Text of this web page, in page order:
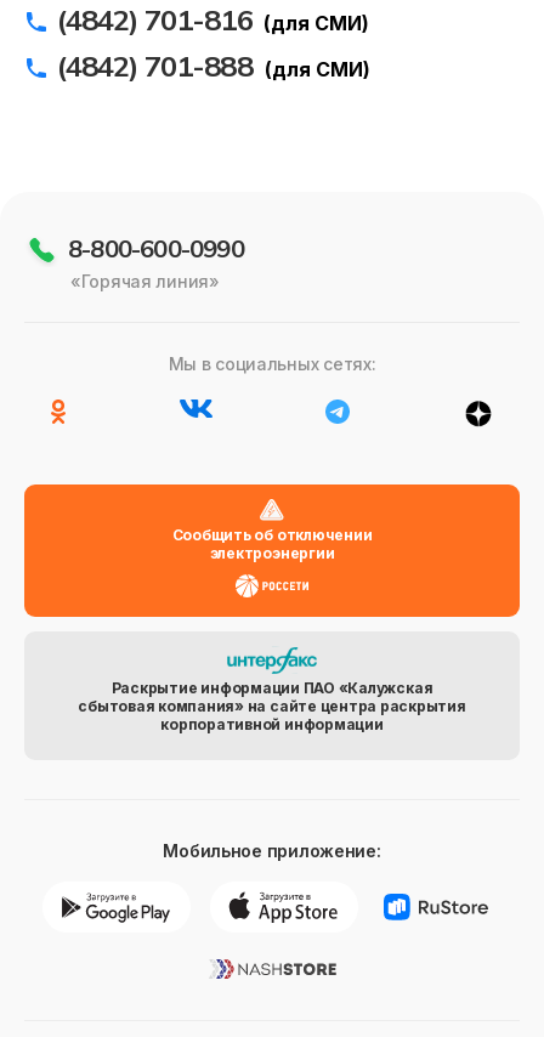
(4842) 701-816 (для СМИ)
(4842) 701-888 (для СМИ)
8-800-600-0990
«Горячая линия»
Мы в социальных сетях:
Сообщить об отключении
электроэнергии
Раскрытие информации ПАО «Калужская
сбытовая компания» на сайте центра раскрытия
корпоративной информации
Мобильное приложение: